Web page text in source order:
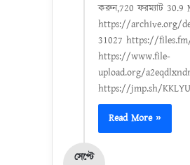
করুন,720 ফরম্যাট 30.9
https://archive.org/
31027 https://
https://www.file-
upload.org/
https://jmp.sh/
Read More »
সেপ্টে